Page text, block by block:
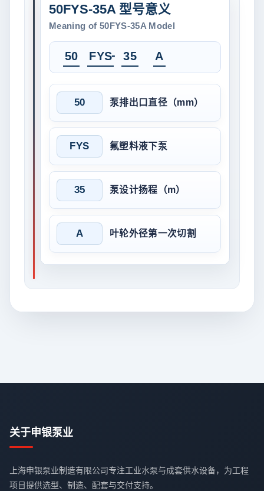
50FYS-35A 型号意义
Meaning of 50FYS-35A Model
50 FYS 35 A
-
50 泵排出口直径（mm）
FYS 氟塑料液下泵
35 泵设计扬程（m）
A 叶轮外径第一次切割
关于申银泵业
上海申银泵业制造有限公司专注工业水泵与成套供水设备，为工程
项目提供选型、制造、配套与交付支持。